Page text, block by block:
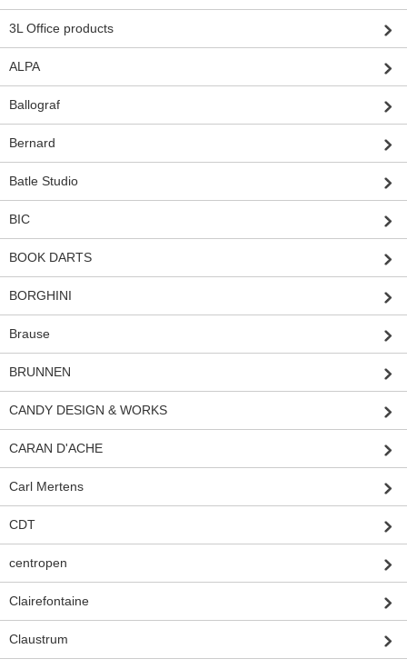
3L Office products
ALPA
Ballograf
Bernard
Batle Studio
BIC
BOOK DARTS
BORGHINI
Brause
BRUNNEN
CANDY DESIGN & WORKS
CARAN D'ACHE
Carl Mertens
CDT
centropen
Clairefontaine
Claustrum